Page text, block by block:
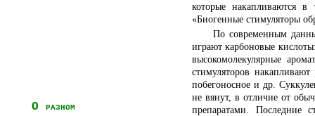
которые накапливаются
«Биогенные стимуляторы
По современным
играют карбоновые
высокомолекулярные
стимуляторов
побегоносное и др.
не вянут, в отличие от
препаратами. Последние
О разном